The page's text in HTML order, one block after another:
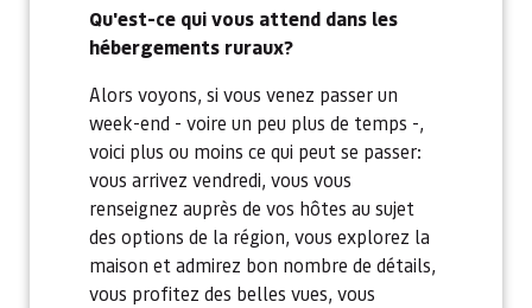
Qu'est-ce qui vous attend dans les
hébergements ruraux?
Alors voyons, si vous venez passer un
week-end - voire un peu plus de temps -,
voici plus ou moins ce qui peut se passer:
vous arrivez vendredi, vous vous
renseignez auprès de vos hôtes au sujet
des options de la région, vous explorez la
maison et admirez bon nombre de détails,
vous profitez des belles vues, vous